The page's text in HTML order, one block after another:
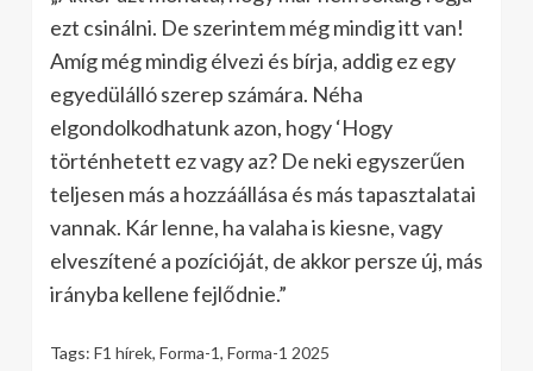
ezt csinálni. De szerintem még mindig itt van!
Amíg még mindig élvezi és bírja, addig ez egy
egyedülálló szerep számára. Néha
elgondolkodhatunk azon, hogy ‘Hogy
történhetett ez vagy az? De neki egyszerűen
teljesen más a hozzáállása és más tapasztalatai
vannak. Kár lenne, ha valaha is kiesne, vagy
elveszítené a pozícióját, de akkor persze új, más
irányba kellene fejlődnie.”
Tags: F1 hírek, Forma-1, Forma-1 2025